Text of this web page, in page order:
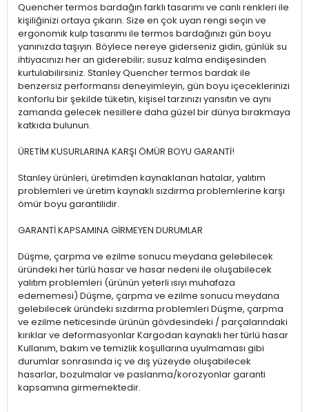
Quencher termos bardağın farklı tasarımı ve canlı renkleri ile
kişiliğinizi ortaya çıkarın. Size en çok uyan rengi seçin ve
ergonomik kulp tasarımı ile termos bardağınızı gün boyu
yanınızda taşıyın. Böylece nereye giderseniz gidin, günlük su
ihtiyacınızı her an giderebilir; susuz kalma endişesinden
kurtulabilirsiniz. Stanley Quencher termos bardak ile
benzersiz performansı deneyimleyin, gün boyu içeceklerinizi
konforlu bir şekilde tüketin, kişisel tarzınızı yansıtın ve aynı
zamanda gelecek nesillere daha güzel bir dünya bırakmaya
katkıda bulunun.
ÜRETİM KUSURLARINA KARŞI ÖMÜR BOYU GARANTİ!
Stanley ürünleri, üretimden kaynaklanan hatalar, yalıtım
problemleri ve üretim kaynaklı sızdırma problemlerine karşı
ömür boyu garantilidir.
GARANTİ KAPSAMINA GİRMEYEN DURUMLAR
Düşme, çarpma ve ezilme sonucu meydana gelebilecek
üründeki her türlü hasar ve hasar nedeni ile oluşabilecek
yalıtım problemleri (ürünün yeterli ısıyı muhafaza
edememesi) Düşme, çarpma ve ezilme sonucu meydana
gelebilecek üründeki sızdırma problemleri Düşme, çarpma
ve ezilme neticesinde ürünün gövdesindeki / parçalarındaki
kırıklar ve deformasyonlar Kargodan kaynaklı her türlü hasar
Kullanım, bakım ve temizlik koşullarına uyulmaması gibi
durumlar sonrasında iç ve dış yüzeyde oluşabilecek
hasarlar, bozulmalar ve paslanma/korozyonlar garanti
kapsamına girmemektedir.